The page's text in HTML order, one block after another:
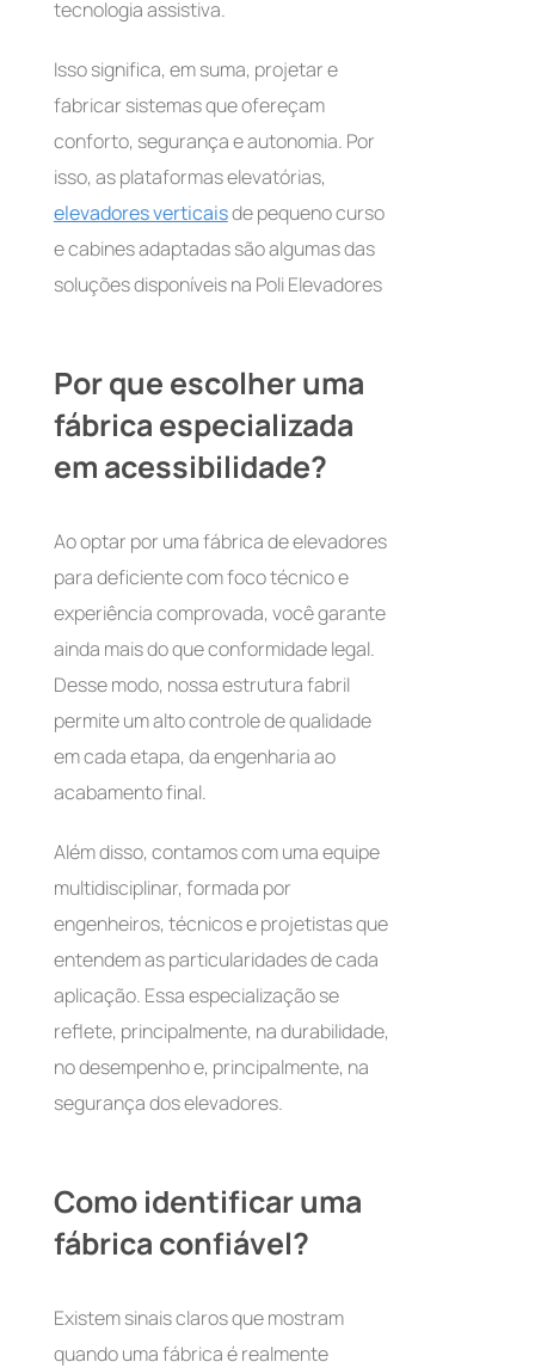
tecnologia assistiva.
Isso significa, em suma, projetar e
fabricar sistemas que ofereçam
conforto, segurança e autonomia. Por
isso, as plataformas elevatórias,
elevadores verticaisde pequeno curso
e cabines adaptadas são algumas das
soluções disponíveis na Poli Elevadores
Por que escolher uma
fábrica especializada
em acessibilidade?
Ao optar por uma fábrica de elevadores
para deficiente com foco técnico e
experiência comprovada, você garante
ainda mais do que conformidade legal.
Desse modo, nossa estrutura fabril
permite um alto controle de qualidade
em cada etapa, da engenharia ao
acabamento final.
Além disso, contamos com uma equipe
multidisciplinar, formada por
engenheiros, técnicos e projetistas que
entendem as particularidades de cada
aplicação. Essa especialização se
reflete, principalmente, na durabilidade,
no desempenho e, principalmente, na
segurança dos elevadores.
Como identificar uma
fábrica confiável?
Existem sinais claros que mostram
quando uma fábrica é realmente